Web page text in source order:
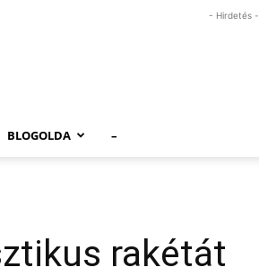
- Hirdetés -
BLOGOLDA –
rakétát